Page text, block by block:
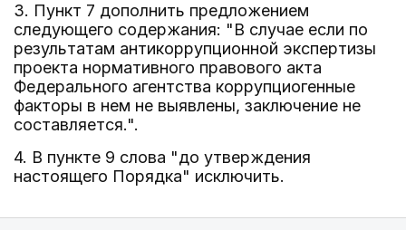
3. Пункт 7 дополнить предложением
следующего содержания: "В случае если по
результатам антикоррупционной экспертизы
проекта нормативного правового акта
Федерального агентства коррупциогенные
факторы в нем не выявлены, заключение не
составляется.".
4. В пункте 9 слова "до утверждения
настоящего Порядка" исключить.